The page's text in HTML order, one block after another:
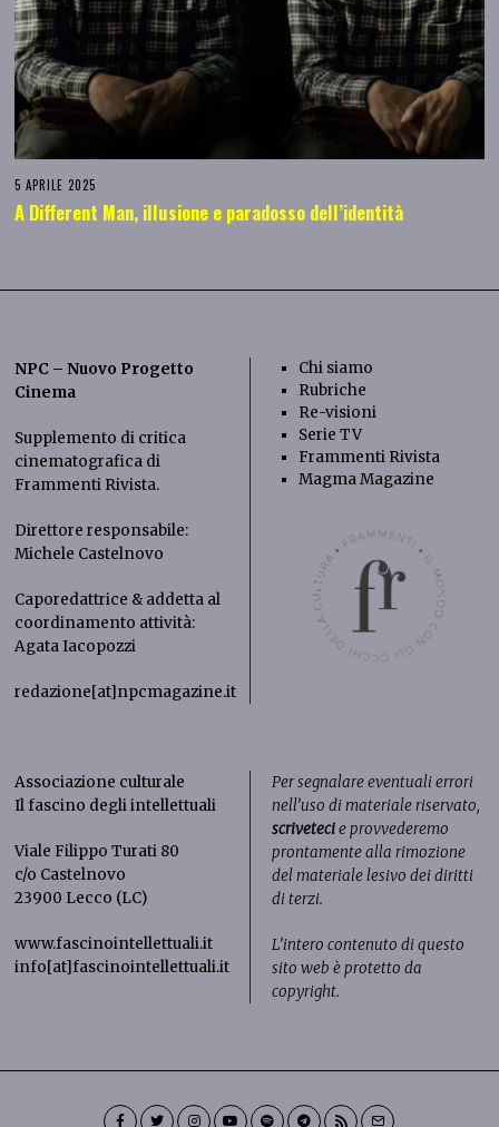
5 APRILE 2025
A Different Man, illusione e paradosso dell’identità
NPC – Nuovo Progetto
Cinema
Supplemento di critica
cinematografica di
Frammenti Rivista.
Direttore responsabile:
Michele Castelnovo
Caporedattrice & addetta al
coordinamento attività:
Agata Iacopozzi
redazione[at]npcmagazine.it
Chi siamo
Rubriche
Re-visioni
Serie TV
Frammenti Rivista
Magma Magazine
Associazione culturale
Il fascino degli intellettuali
Viale Filippo Turati 80
c/o Castelnovo
23900 Lecco (LC)
www.fascinointellettuali.it
info[at]fascinointellettuali.it
Per segnalare eventuali errori
nell’uso di materiale riservato,
scrivetecie provvederemo
prontamente alla rimozione
del materiale lesivo dei diritti
di terzi.
L’intero contenuto di questo
sito web è protetto da
copyright.